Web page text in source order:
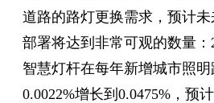
道路的路灯更换需求，预计
部署将达到非常可观的数量：
智慧灯杆在每年新增城市照
0.0022%增长到0.0475%，预